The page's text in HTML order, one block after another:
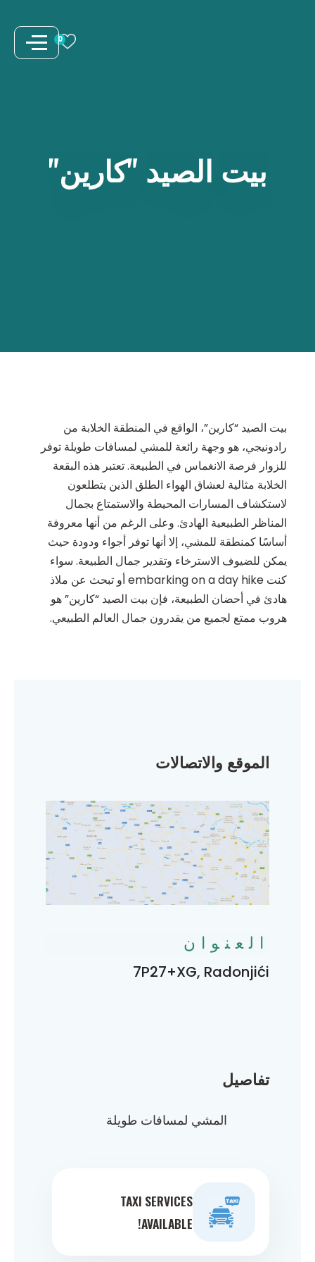
0
بيت الصيد "كارين"
بيت الصيد “كارين”، الواقع في المنطقة الخلابة من
رادونيجي، هو وجهة رائعة للمشي لمسافات طويلة توفر
للزوار فرصة الانغماس في الطبيعة. تعتبر هذه البقعة
الخلابة مثالية لعشاق الهواء الطلق الذين يتطلعون
لاستكشاف المسارات المحيطة والاستمتاع بجمال
المناظر الطبيعية الهادئ. وعلى الرغم من أنها معروفة
أساسًا كمنطقة للمشي، إلا أنها توفر أجواء ودودة حيث
يمكن للضيوف الاسترخاء وتقدير جمال الطبيعة. سواء
كنت embarking on a day hike أو تبحث عن ملاذ
هادئ في أحضان الطبيعة، فإن بيت الصيد “كارين” هو
هروب ممتع لجميع من يقدرون جمال العالم الطبيعي.
تفاصيل
المشي لمسافات طويلة
TAXI SERVICES
AVAILABLE!
الموقع والاتصالات
العنوان
7P27+XG, Radonjići